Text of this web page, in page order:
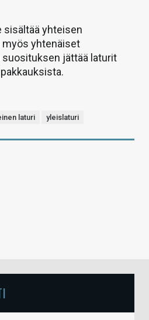
sisältää yhteisen
myös yhtenäiset
jättää laturit
laturi yleislaturi